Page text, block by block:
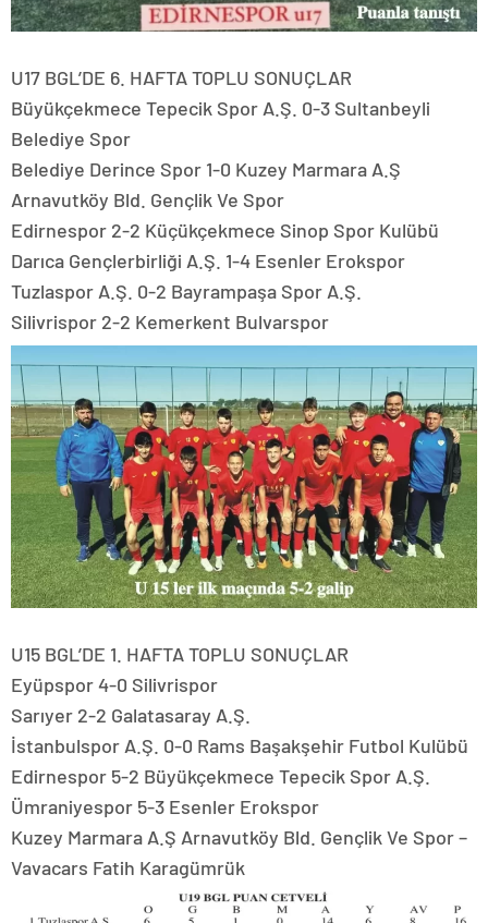
U17 BGL’DE 6. HAFTA TOPLU SONUÇLAR
Büyükçekmece Tepecik Spor A.Ş. 0-3 Sultanbeyli
Belediye Spor
Belediye Derince Spor 1-0 Kuzey Marmara A.Ş
Arnavutköy Bld. Gençlik Ve Spor
Edirnespor 2-2 Küçükçekmece Sinop Spor Kulübü
Darıca Gençlerbirliği A.Ş. 1-4 Esenler Erokspor
Tuzlaspor A.Ş. 0-2 Bayrampaşa Spor A.Ş.
Silivrispor 2-2 Kemerkent Bulvarspor
U15 BGL’DE 1. HAFTA TOPLU SONUÇLAR
Eyüpspor 4-0 Silivrispor
Sarıyer 2-2 Galatasaray A.Ş.
İstanbulspor A.Ş. 0-0 Rams Başakşehir Futbol Kulübü
Edirnespor 5-2 Büyükçekmece Tepecik Spor A.Ş.
Ümraniyespor 5-3 Esenler Erokspor
Kuzey Marmara A.Ş Arnavutköy Bld. Gençlik Ve Spor –
Vavacars Fatih Karagümrük